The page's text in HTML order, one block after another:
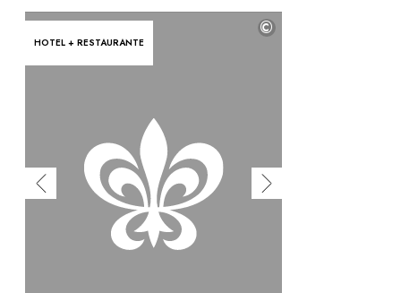
HOTEL + RESTAURANTE
©